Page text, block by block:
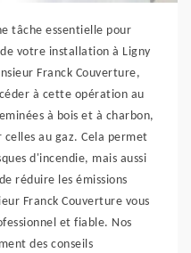
tâche essentielle pour
votre installation à Ligny
Franck Couverture,
à cette opération au
à bois et à charbon,
au gaz. Cela permet
d'incendie, mais aussi
réduire les émissions
Franck Couverture vous
et fiable. Nos
des conseils